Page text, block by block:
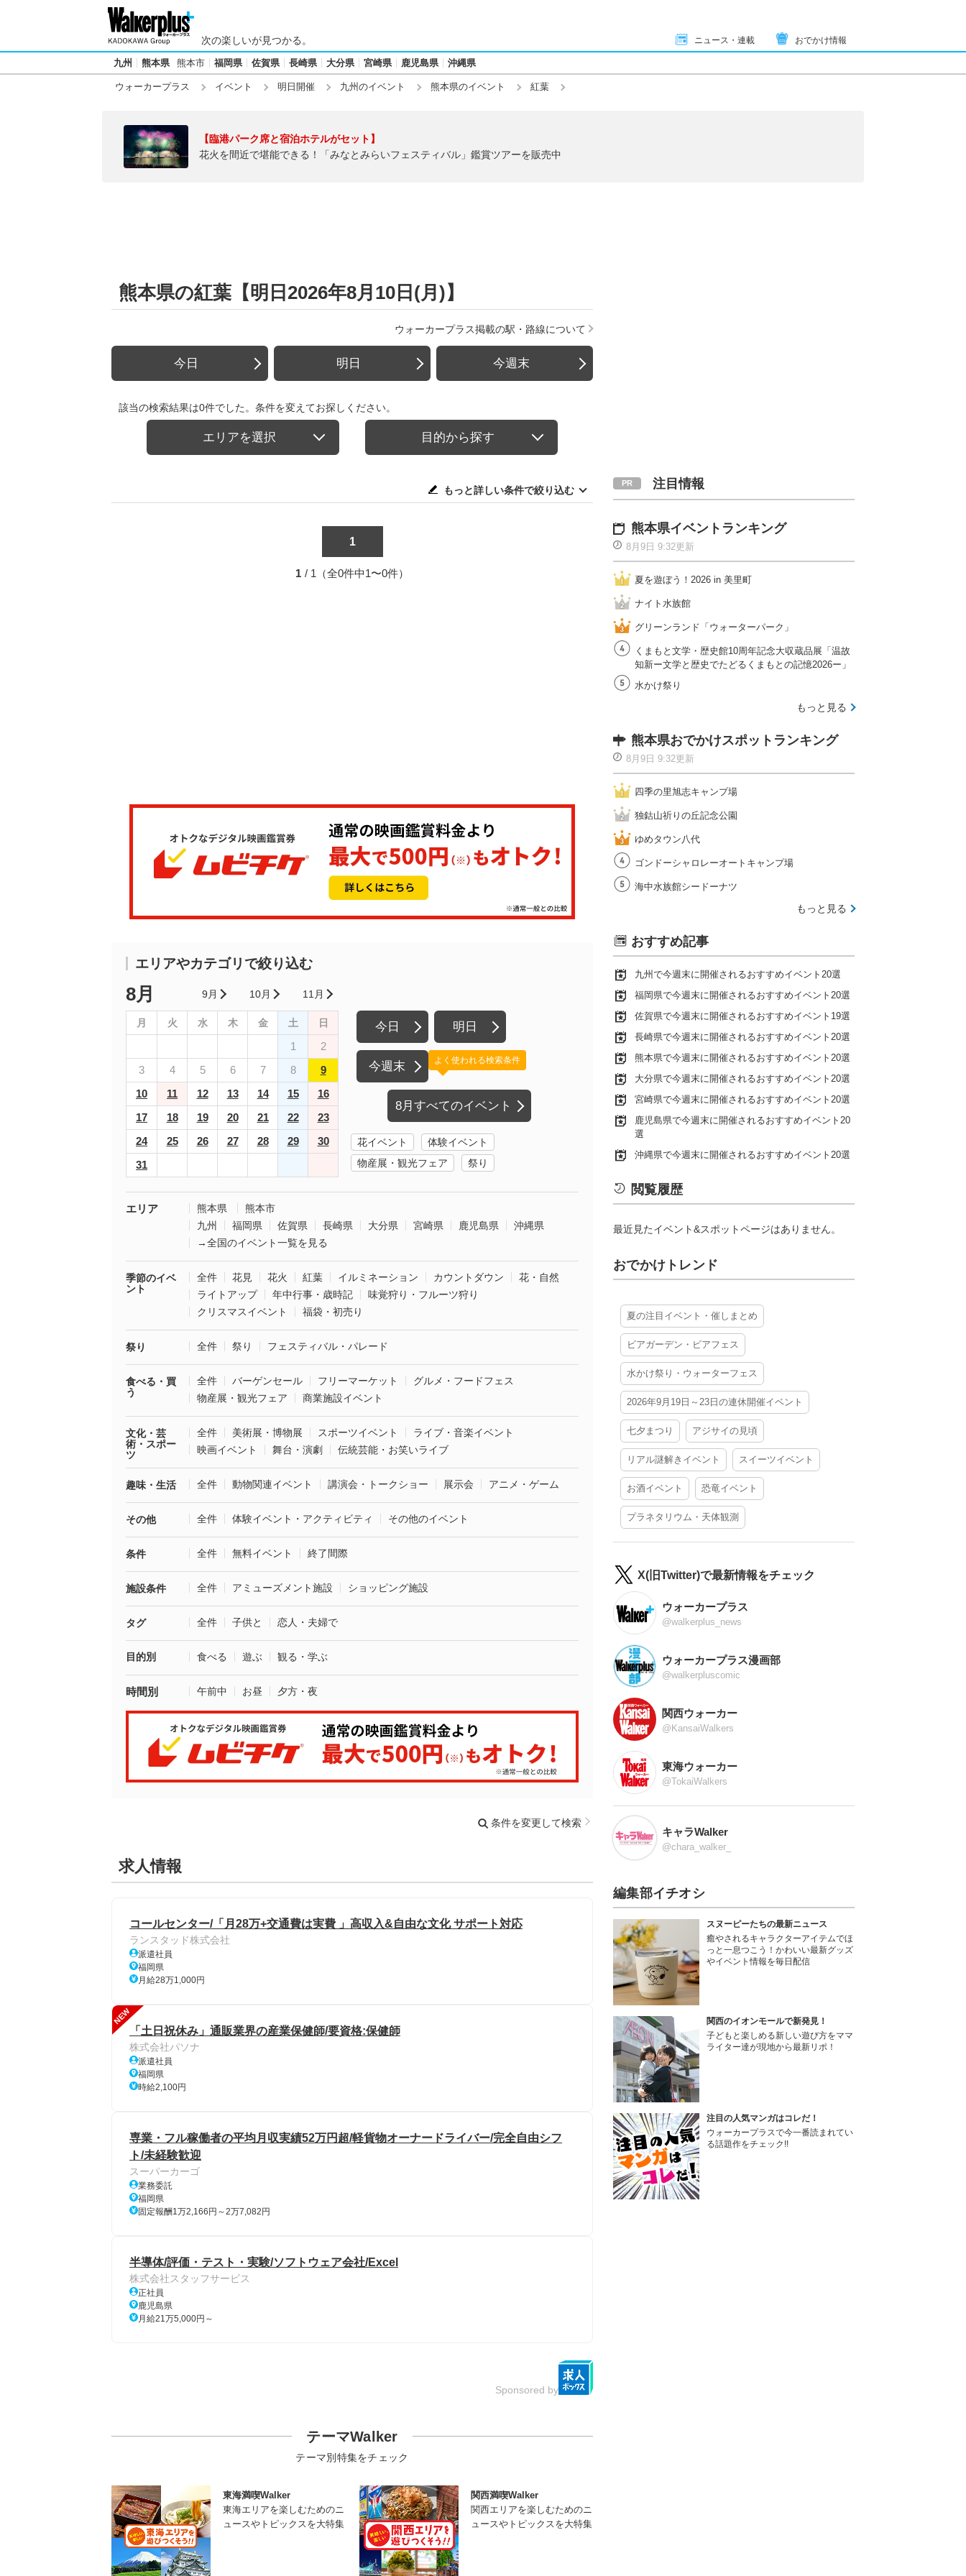
次の楽しいが見つかる。 ニュース・連載 おでかけ情報
九州 熊本県 熊本市 福岡県 佐賀県 長崎県 大分県 宮崎県 鹿児島県 沖縄県
ウォーカープラス イベント 明日開催 九州のイベント 熊本県のイベント 紅葉
【臨港パーク席と宿泊ホテルがセット】
花火を間近で堪能できる！「みなとみらいフェスティバル」鑑賞ツアーを販売中
熊本県の紅葉【明日2026年8月10日(月)】
ウォーカープラス掲載の駅・路線について
今日 明日 今週末
該当の検索結果は0件でした。条件を変えてお探しください。
エリアを選択 目的から探す
もっと詳しい条件で絞り込む
1
1 / 1（全0件中1〜0件）
エリアやカテゴリで絞り込む
8月 9月 10月 11月
月 火 水 木 金 土 日
1
2
3
4 5 6 7 8
9
10
11 12 13 14 15
16
17
18 19 20 21 22
23
24
25 26 27 28 29
30
31
今日 明日
今週末
8月すべてのイベント
よく使われる検索条件
花イベント
体験イベント
物産展・観光フェア
祭り
エリア 熊本県
熊本市
九州
福岡県 佐賀県 長崎県 大分県 宮崎県 鹿児島県
沖縄県
→全国のイベント一覧を見る
季節のイベ
ント
全件 花見 花火 紅葉 イルミネーション カウントダウン
花・自然
ライトアップ
年中行事・歳時記
味覚狩り・フルーツ狩り
クリスマスイベント
福袋・初売り
祭り 全件 祭り フェスティバル・パレード
食べる・買
う
全件 バーゲンセール フリーマーケット
グルメ・フードフェス
物産展・観光フェア
商業施設イベント
文化・芸
術・スポー
ツ
全件 美術展・博物展 スポーツイベント
ライブ・音楽イベント
映画イベント
舞台・演劇 伝統芸能・お笑いライブ
趣味・生活 全件 動物関連イベント 講演会・トークショー 展示会 アニメ・ゲーム
その他 全件 体験イベント・アクティビティ その他のイベント
条件 全件 無料イベント 終了間際
施設条件 全件 アミューズメント施設 ショッピング施設
タグ 全件 子供と 恋人・夫婦で
目的別 食べる 遊ぶ 観る・学ぶ
時間別 午前中 お昼 夕方・夜
条件を変更して検索
求人情報
コールセンター/「月28万+交通費は実費 」高収入&自由な文化 サポート対応
ランスタッド株式会社
派遣社員
福岡県
月給28万1,000円
NEW
「土日祝休み」通販業界の産業保健師/要資格:保健師
株式会社パソナ
派遣社員
福岡県
時給2,100円
専業・フル稼働者の平均月収実績52万円超/軽貨物オーナードライバー/完全自由シフ
ト/未経験歓迎
スーパーカーゴ
業務委託
福岡県
固定報酬1万2,166円～2万7,082円
半導体/評価・テスト・実験/ソフトウェア会社/Excel
株式会社スタッフサービス
正社員
鹿児島県
月給21万5,000円～
Sponsored by
テーマWalker
テーマ別特集をチェック
東海満喫Walker
東海エリアを楽しむためのニ
ュースやトピックスを大特集
関西満喫Walker
関西エリアを楽しむためのニ
ュースやトピックスを大特集
注目情報
熊本県イベントランキング
8月9日 9:32更新
夏を遊ぼう！2026 in 美里町
ナイト水族館
グリーンランド「ウォーターパーク」
くまもと文学・歴史館10周年記念大収蔵品展「温故
知新ー文学と歴史でたどるくまもとの記憶2026ー」
水かけ祭り
もっと見る
熊本県おでかけスポットランキング
8月9日 9:32更新
四季の里旭志キャンプ場
独鈷山祈りの丘記念公園
ゆめタウン八代
ゴンドーシャロレーオートキャンプ場
海中水族館シードーナツ
もっと見る
おすすめ記事
九州で今週末に開催されるおすすめイベント20選
福岡県で今週末に開催されるおすすめイベント20選
佐賀県で今週末に開催されるおすすめイベント19選
長崎県で今週末に開催されるおすすめイベント20選
熊本県で今週末に開催されるおすすめイベント20選
大分県で今週末に開催されるおすすめイベント20選
宮崎県で今週末に開催されるおすすめイベント20選
鹿児島県で今週末に開催されるおすすめイベント20
選
沖縄県で今週末に開催されるおすすめイベント20選
閲覧履歴
最近見たイベント&スポットページはありません。
おでかけトレンド
夏の注目イベント・催しまとめ
ビアガーデン・ビアフェス
水かけ祭り・ウォーターフェス
2026年9月19日～23日の連休開催イベント
七夕まつり アジサイの見頃
リアル謎解きイベント スイーツイベント
お酒イベント 恐竜イベント
プラネタリウム・天体観測
X(旧Twitter)で最新情報をチェック
ウォーカープラス
@walkerplus_news
ウォーカープラス漫画部
@walkerpluscomic
関西ウォーカー
@KansaiWalkers
東海ウォーカー
@TokaiWalkers
キャラWalker
@chara_walker_
編集部イチオシ
スヌーピーたちの最新ニュース
癒やされるキャラクターアイテムでほ
っと一息つこう！かわいい最新グッズ
やイベント情報を毎日配信
関西のイオンモールで新発見！
子どもと楽しめる新しい遊び方をママ
ライター達が現地から最新リポ！
注目の人気マンガはコレだ！
ウォーカープラスで今一番読まれてい
る話題作をチェック!!